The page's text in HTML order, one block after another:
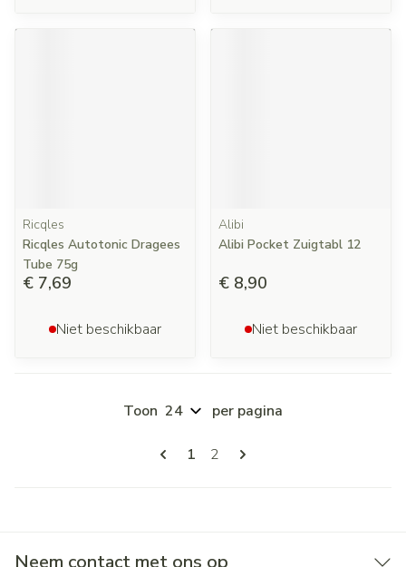
Ricqles
Ricqles Autotonic Dragees
Tube 75g
€ 7,69
Niet beschikbaar
Alibi
Alibi Pocket Zuigtabl 12
€ 8,90
Niet beschikbaar
Pagina's
U lees momenteel pagina
1 Pagina
2
Toon per pagina
Neem contact met ons op